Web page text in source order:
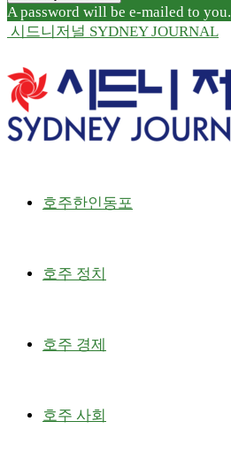
A password will be e-mailed to you.
시드니저널 SYDNEY JOURNAL
호주한인동포
호주 정치
호주 경제
호주 사회